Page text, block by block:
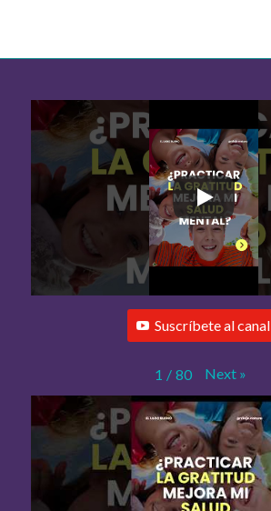
Suscríbete al canal
1 / 80 Next »